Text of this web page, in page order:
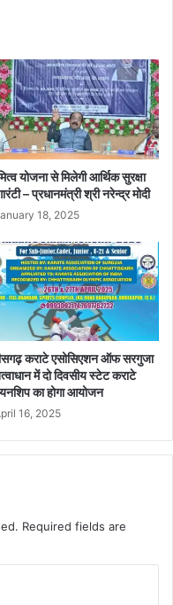
योजना से मिलेगी आर्थिक सुरक्षा
– प्रधानमंत्री श्री नरेन्द्र मोदी
18, 2025
कराटे एसोसिएशन ऑफ सरगुजा
में दो दिवसीय स्टेट कराटे
का होगा आयोजन
16, 2025
Required fields are